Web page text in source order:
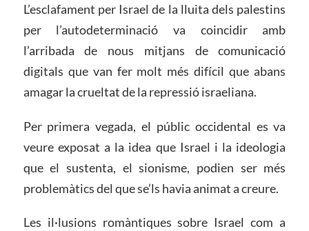
L’esclafament per Israel de la lluita dels palestins
per l’autodeterminació va coincidir amb
l’arribada de nous mitjans de comunicació
digitals que van fer molt més difícil que abans
amagar la crueltat de la repressió israeliana.
Per primera vegada, el públic occidental es va
veure exposat a la idea que Israel i la ideologia
que el sustenta, el sionisme, podien ser més
problemàtics del que se’ls havia animat a creure.
Les il·lusions romàntiques sobre Israel com a